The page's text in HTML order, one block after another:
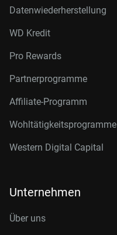
Datenwiederherstellung
WD Kredit
Pro Rewards
Partnerprogramme
Affiliate-Programm
Wohltätigkeitsprogramme
Western Digital Capital
Unternehmen
Über uns